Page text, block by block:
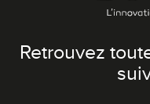
Retrouvez